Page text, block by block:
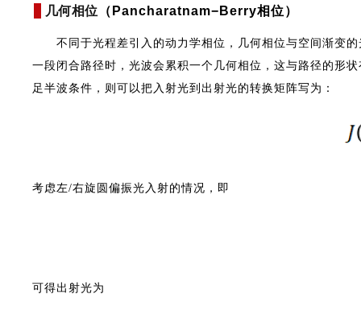
几何相位 （Pancharatnam−Berry相位）
不同于光程差引入的动力学相位，几何相位与空间渐变
一段闭合路径时，光波会累积一个几何相位，这与路径的形
足半波条件，则可以把入射光到出射光的转换矩阵写为：
考虑左/右旋圆偏振光入射的情况，即
可得出射光为